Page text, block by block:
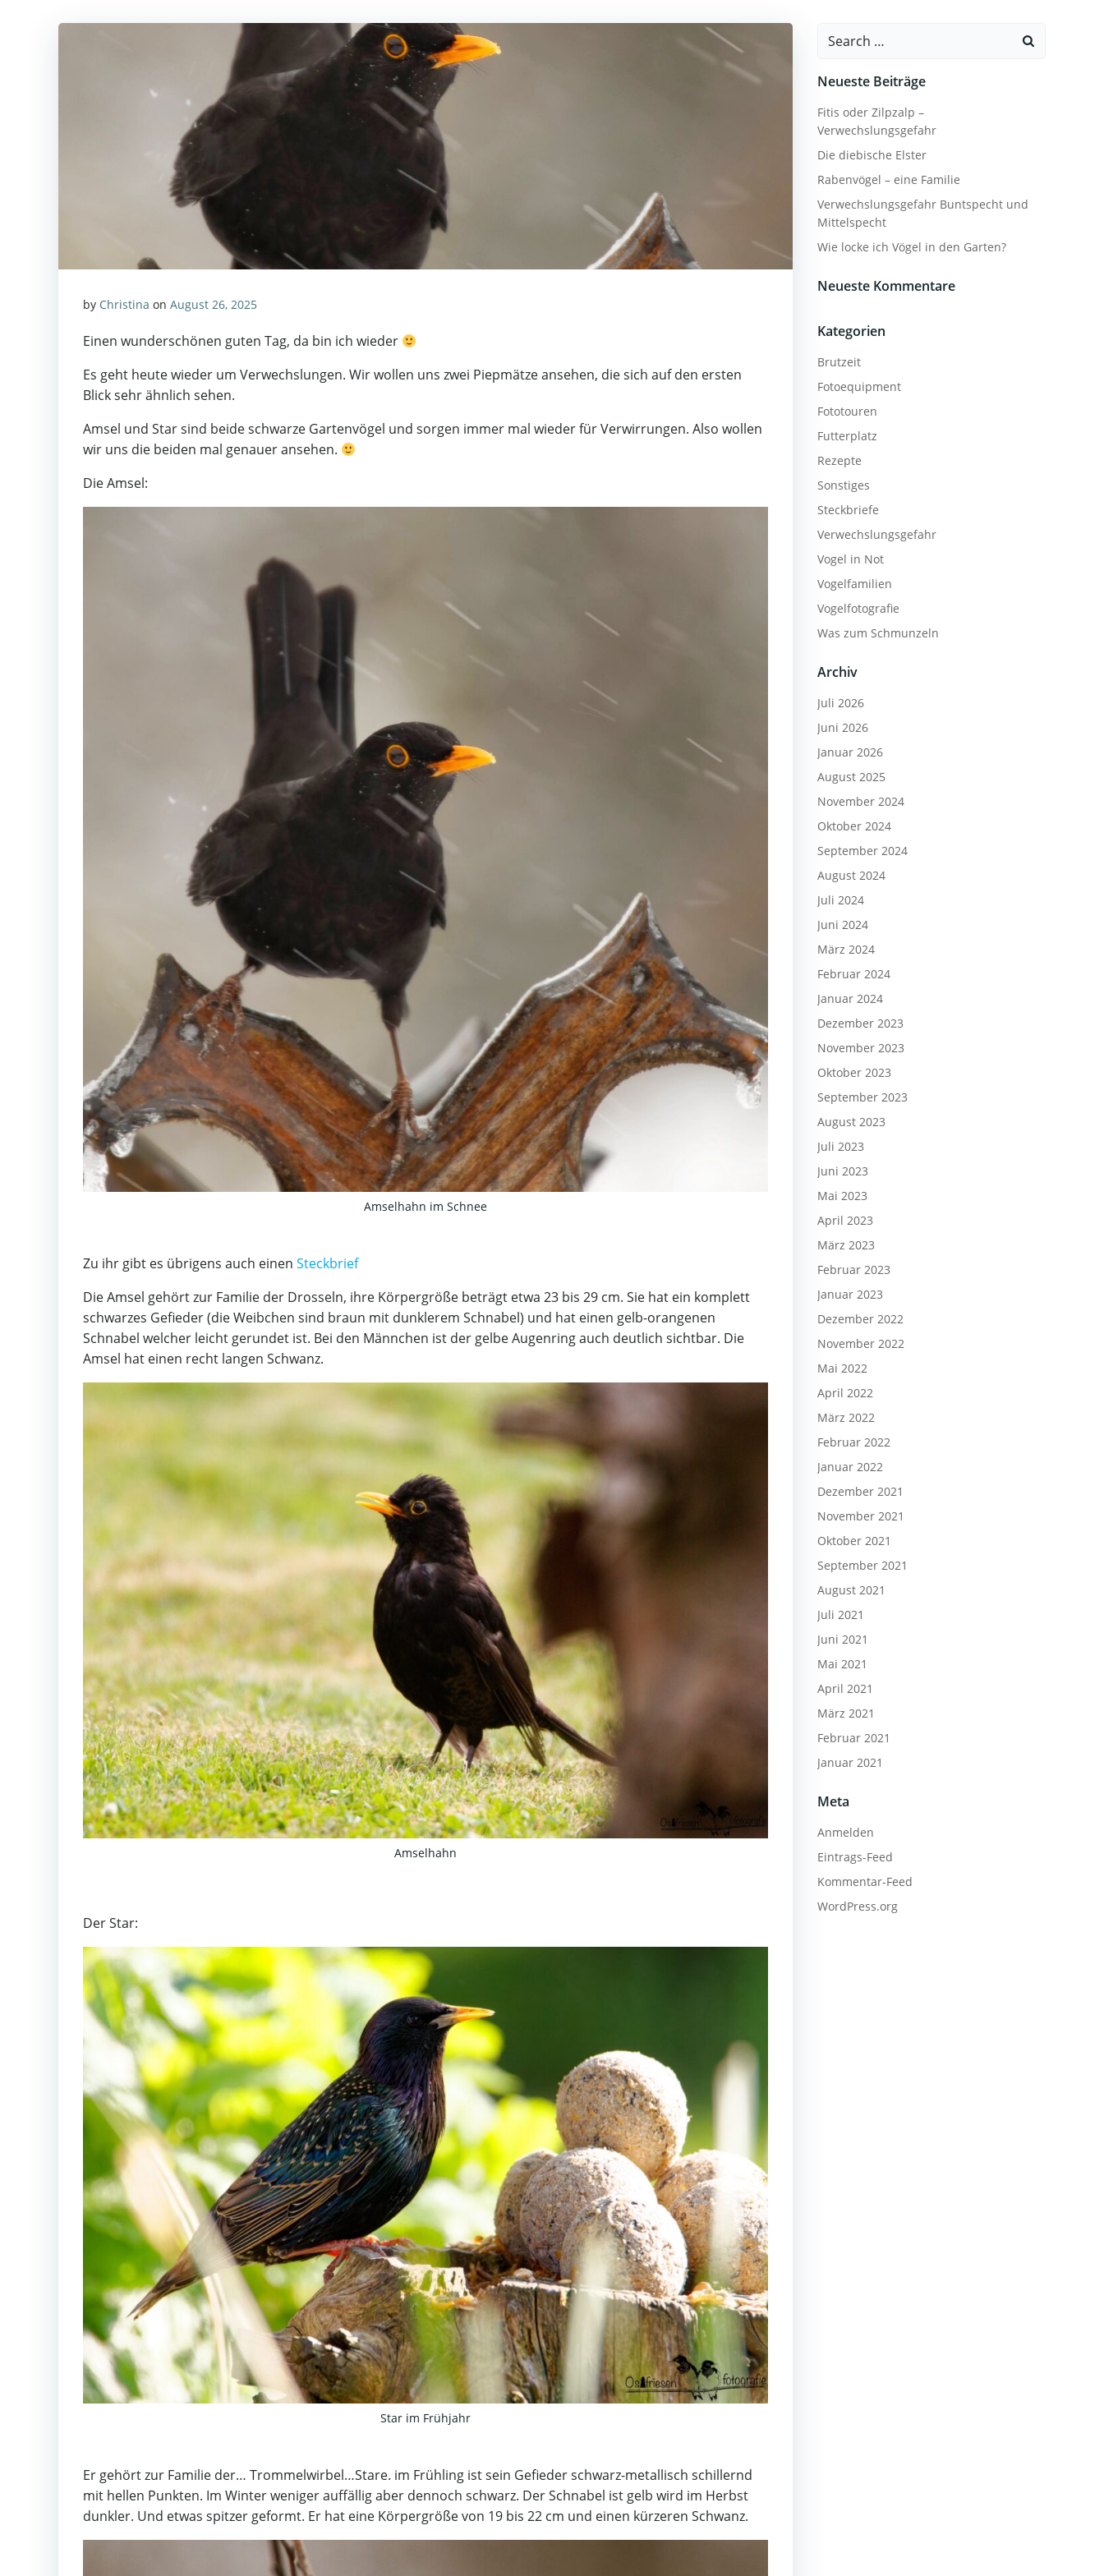
by Christina on August 26, 2025
Einen wunderschönen guten Tag, da bin ich wieder
Es geht heute wieder um Verwechslungen. Wir wollen uns zwei Piepmätze ansehen, die sich auf den ersten
Blick sehr ähnlich sehen.
Amsel und Star sind beide schwarze Gartenvögel und sorgen immer mal wieder für Verwirrungen. Also wollen
wir uns die beiden mal genauer ansehen.
Die Amsel:
Amselhahn im Schnee
Zu ihr gibt es übrigens auch einen Steckbrief
Die Amsel gehört zur Familie der Drosseln, ihre Körpergröße beträgt etwa 23 bis 29 cm. Sie hat ein komplett
schwarzes Gefieder (die Weibchen sind braun mit dunklerem Schnabel) und hat einen gelb-orangenen
Schnabel welcher leicht gerundet ist. Bei den Männchen ist der gelbe Augenring auch deutlich sichtbar. Die
Amsel hat einen recht langen Schwanz.
Amselhahn
Der Star:
Star im Frühjahr
Er gehört zur Familie der… Trommelwirbel…Stare. im Frühling ist sein Gefieder schwarz-metallisch schillernd
mit hellen Punkten. Im Winter weniger auffällig aber dennoch schwarz. Der Schnabel ist gelb wird im Herbst
dunkler. Und etwas spitzer geformt. Er hat eine Körpergröße von 19 bis 22 cm und einen kürzeren Schwanz.
Search
Neueste Beiträge
Fitis oder Zilpzalp –
Verwechslungsgefahr
Die diebische Elster
Rabenvögel – eine Familie
Verwechslungsgefahr Buntspecht und
Mittelspecht
Wie locke ich Vögel in den Garten?
Neueste Kommentare
Kategorien
Brutzeit
Fotoequipment
Fototouren
Futterplatz
Rezepte
Sonstiges
Steckbriefe
Verwechslungsgefahr
Vogel in Not
Vogelfamilien
Vogelfotografie
Was zum Schmunzeln
Archiv
Juli 2026
Juni 2026
Januar 2026
August 2025
November 2024
Oktober 2024
September 2024
August 2024
Juli 2024
Juni 2024
März 2024
Februar 2024
Januar 2024
Dezember 2023
November 2023
Oktober 2023
September 2023
August 2023
Juli 2023
Juni 2023
Mai 2023
April 2023
März 2023
Februar 2023
Januar 2023
Dezember 2022
November 2022
Mai 2022
April 2022
März 2022
Februar 2022
Januar 2022
Dezember 2021
November 2021
Oktober 2021
September 2021
August 2021
Juli 2021
Juni 2021
Mai 2021
April 2021
März 2021
Februar 2021
Januar 2021
Meta
Anmelden
Eintrags-Feed
Kommentar-Feed
WordPress.org